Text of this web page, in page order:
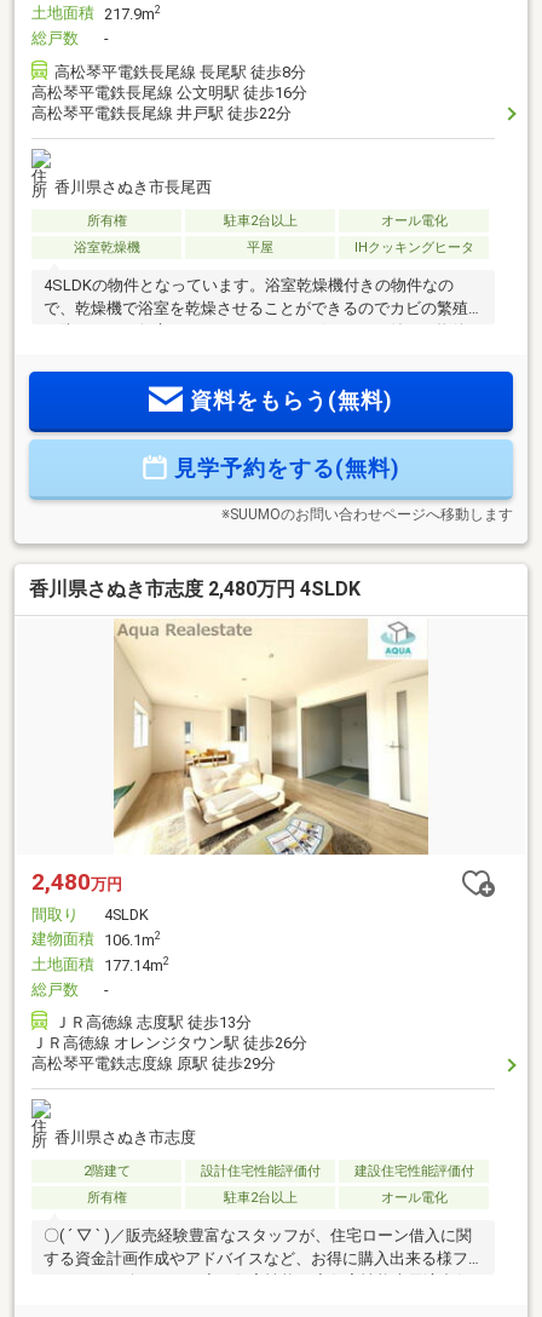
土地面積 217.9m2
総戸数
-
高松琴平電鉄長尾線 長尾駅 徒歩8分
高松琴平電鉄長尾線 公文明駅 徒歩16分
高松琴平電鉄長尾線 井戸駅 徒歩22分
香川県さぬき市長尾西
所有権 駐車2台以上
オール電化
浴室乾燥機
平屋 IHクッキングヒータ
4SLDKの物件となっています。浴室乾燥機付きの物件なの
で、乾燥機で浴室を乾燥させることができるのでカビの繁殖
物面積が91.09㎡と十分な広さでゆったりと生活できるのでは
ないのでしょうか。TVインターホン付きでお子様のお留守番
資料をもらう(無料)
見学予約をする(無料)
※SUUMOのお問い合わせページへ移動します
香川県さぬき市志度 2,480万円 4SLDK
2,480万円
間取り
4SLDK
建物面積 106.1m2
土地面積 177.14m2
総戸数
-
ＪＲ高徳線 志度駅 徒歩13分
ＪＲ高徳線 オレンジタウン駅 徒歩26分
高松琴平電鉄志度線 原駅 徒歩29分
香川県さぬき市志度
2階建て 設計住宅性能評価付
建設住宅性能評価付
所有権
駐車2台以上 オール電化
〇( ´ ▽ ` )／販売経験豊富なスタッフが、住宅ローン借入に関
する資金計画作成やアドバイスなど、お得に購入出来る様フ